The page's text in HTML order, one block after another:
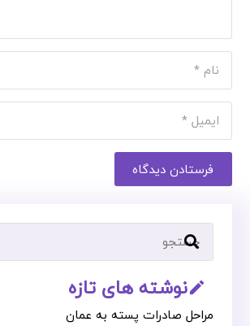
فرستادن دیدگاه
mode_edit_outlineنوشته های تازه
مراحل صادرات پسته به عمان